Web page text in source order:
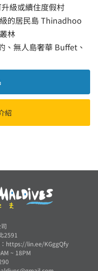
級或續住度假村
的居民島 Thinadhoo
林
無人島奢華 Buffet、
紹
2591
https://lin.ee/KGggQfy
~ 18PM